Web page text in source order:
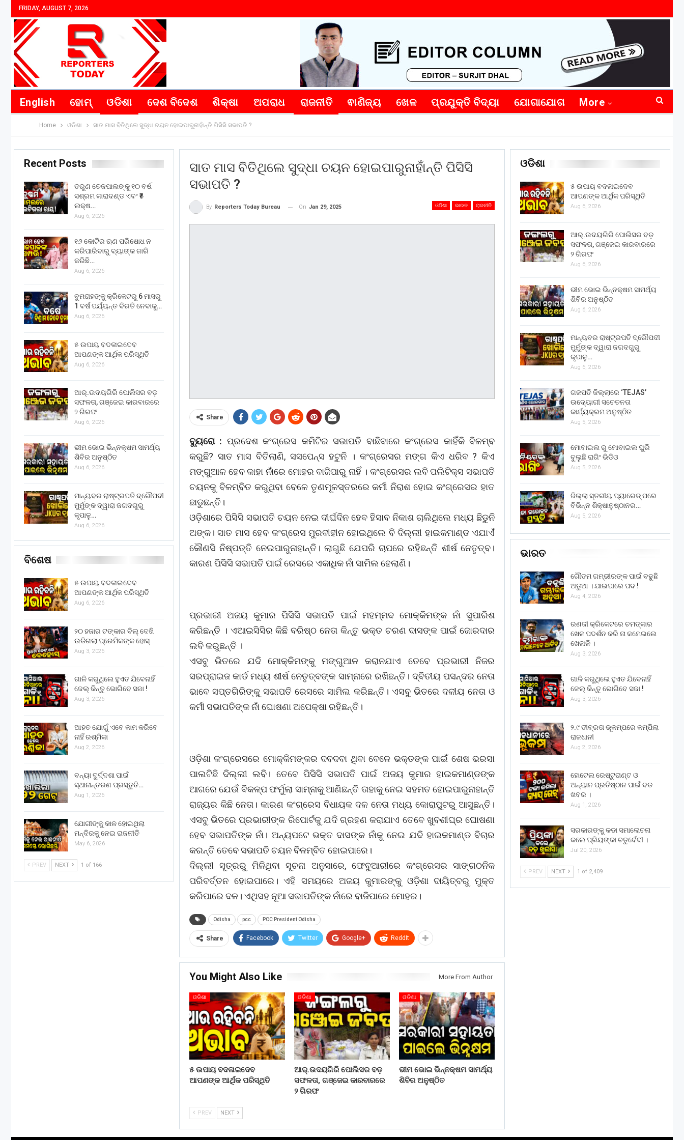
FRIDAY, AUGUST 7, 2026
English ହୋମ୍ ଓଡିଶା ଦେଶ ବିଦେଶ ଶିକ୍ଷା ଅପରାଧ ରାଜନୀତି ଵାଣିଜ୍ୟ ଖେଳ ପ୍ରଯୁକ୍ତି ବିଦ୍ୟା ଯୋଗାଯୋଗ More
Home ଓଡିଶା ସାତ ମାସ ବିତିଥିଲେ ସୁଦ୍ଧା ଚୟନ ହୋଇପାରୁନାହାଁନ୍ତି ପିସିସି ସଭାପତି ?
ସାତ ମାସ ବିତିଥିଲେ ସୁଦ୍ଧା ଚୟନ ହୋଇପାରୁନାହାଁନ୍ତି ପିସିସି
ସଭାପତି ?
ଓଡିଶା ଭାରତ ରାଜନୀତି
By Reporters Today Bureau On Jan 29, 2025
Share
ବ୍ୟୁରୋ : ପ୍ରଦେଶ କଂଗ୍ରେସ କମିଟିର ସଭାପତି ବାଛିବାରେ କଂଗ୍ରେସ କାହିଁକି ବିଳମ୍ବ
କରୁଛି? ସାତ ମାସ ବିତିଲାଣି, ସସପେନ୍ସ ହଟୁନି । କଂଗ୍ରେସର ମଙ୍ଗ କିଏ ଧରିବ ? କିଏ
ମଙ୍ଗୁଆଳ ହେବ କାହା ନାଁରେ ମୋହର ବାଜିପାରୁ ନାହିଁ । କଂଗ୍ରେସର ଲବି ପଲିଟିକ୍ସ ସଭାପତି
ଚୟନକୁ ବିଳମ୍ବିତ କରୁଥିବା ବେଳେ ତୃଣମୂଳସ୍ତରରେ କର୍ମୀ ନିରାଶ ହୋଇ କଂଗ୍ରେସର ହାତ
ଛାଡୁଛନ୍ତି।
ଓଡ଼ିଶାରେ ପିସିସି ସଭାପତି ଚୟନ ନେଇ ଦୀର୍ଘଦିନ ହେବ ହିସାବ ନିକାଶ ଚାଲିଥିଲେ ମଧ୍ୟ ଛିଡୁନି
ଅଙ୍କ। ସାତ ମାସ ହେବ କଂଗ୍ରେସ ମୁରବୀହୀନ ହୋଇଥିଲେ ବି ଦିଲ୍ଲୀ ହାଇକମାଣ୍ଡ ଏଯାଏଁ
କୌଣସି ନିଷ୍ପତ୍ତି ନେଇପାରୁନାହାନ୍ତି। ଲାଗୁଛି ଯେପରି ଚାପରେ ରହିଛନ୍ତି ଶୀର୍ଷ ନେତୃତ୍ବ।
କାରଣ ପିସିସି ସଭାପତି ପାଇଁ ରେସରେ ଏକାଧିକ ନାଁ ସାମିଲ ହେଲାଣି।
ପ୍ରଭାରୀ ଅଜୟ କୁମାର ପିସିସି ସଭାପତି ପାଇଁ ମହମ୍ମଦ ମୋକ୍କିମଙ୍କ ନାଁ ସୁପାରିଶ
କରିଛନ୍ତି । ଏଆଇସିସିର କିଛି ବରିଷ୍ଠ ନେତା କିନ୍ତୁ ଭକ୍ତ ଚରଣ ଦାସଙ୍କ ପାଇଁ ଜୋରଦାର
ଲବି କରୁଛନ୍ତି ।
ଏସବୁ ଭିତରେ ଯଦି ମୋକ୍କିମଙ୍କୁ ମଙ୍ଗୁଆଳ କରାନଯାଏ ତେବେ ପ୍ରଭାରୀ ନିଜର
ସରପ୍ରାଇଜ କାର୍ଡ ମଧ୍ୟ ଶୀର୍ଷ ନେତୃତ୍ବଙ୍କ ସାମ୍ନାରେ ରଖିଛନ୍ତି। ଦ୍ବିତୀୟ ପସନ୍ଦର ନେତା
ଭାବେ ସପ୍ତଗିରିଙ୍କୁ ସଭାପତି ରେସରେ ସାମିଲ କରିଛନ୍ତି। ଏସବୁ ଭିତରେ ଦଳୀୟ ନେତା ଓ
କର୍ମୀ ସଭାପତିଙ୍କ ନାଁ ଘୋଷଣା ଅପେକ୍ଷା ରହିଛନ୍ତି।
ଓଡ଼ିଶା କଂଗ୍ରେସରେ ମୋକ୍କିମଙ୍କର ଦବଦବା ଥିବା ବେଳେ ଭକ୍ତଙ୍କ ପାଇଁ ଶେଷ ଭରସା
ପାଲଟିଛି ଦିଲ୍ଲୀ ଲବି। ତେବେ ପିସିସି ସଭାପତି ପାଇଁ ଅଜୟ କୁମାର ହାଇକମାଣ୍ଡଙ୍କ
ଆଗରେ ଯେଉଁ ବିକଳ୍ପ ଫର୍ମୁଲା ସାମ୍ନାକୁ ଆଣିଛନ୍ତି ତାହାକୁ ନେଇ ସହମତ ହୋଇପାରୁନାହାନ୍ତି
ରାଜ୍ୟର କିଛି ନେତା। କାରଣ କଂଗ୍ରେସ ବିଧାୟକ ଦଳ ନେତା ମଧ୍ୟ କୋରାପୁଟରୁ ଆସୁଛନ୍ତି।
ଏସବୁ ଭିତରେ ପ୍ରଭାରୀଙ୍କ ରିପୋର୍ଟକୁ ଯଦି ଗ୍ରହଣ କରାଯାଏ ତେବେ ଖୁବଶୀଘ୍ର ଘୋଷଣା
ହେବ ସଭାପତିଙ୍କ ନାଁ। ଅନ୍ୟପଟେ ଭକ୍ତ ଦାସଙ୍କ ନାଁକୁ ନେଇ ଯଦି ହାଇକମାଣ୍ଡ ବିଚାର
କରନ୍ତି ତେବେ ସଭାପତି ଚୟନ ବିଳମ୍ବିତ ହୋଇପାରେ।
ଦିଲ୍ଲୀ ସୂତ୍ରରୁ ମିଳିଥିବା ସୂଚନା ଅନୁସାରେ, ଫେବୁଆରୀରେ କଂଗ୍ରେସର ସାଙ୍ଗଠନିକ
ପରିବର୍ତ୍ତନ ହୋଇପାରେ। ଏହି ସମୟରେ ଅଜୟ କୁମାରଙ୍କୁ ଓଡ଼ିଶା ଦାୟିତ୍ବରୁ ମୁକ୍ତ
କରିପାରେ ଦଳ। ଏଥିସହ ନୂଆ ସଭାପତିଙ୍କ ନାଁରେ ବାଜିପାରେ ମୋହର।
Odisha pcc PCC President Odisha
Share Facebook Twitter Google+ ReddIt
You Might Also Like More From Author
ଓଡିଶା
୫ ଉପାୟ ବଦଳାଇଦେବ
ଆପଣଙ୍କ ଆର୍ଥିକ ପରିସ୍ଥିତି
ଓଡିଶା
ଆର୍.ଉଦୟଗିରି ପୋଲିସର ବଡ଼
ସଫଳତା, ଗଞ୍ଜେଇ କାରବାରରେ
୨ ଗିରଫ
ଓଡିଶା
ଭୀମ ଭୋଇ ଭିନ୍ନକ୍ଷମ ସାମର୍ଥ୍ୟ
ଶିବିର ଅନୁଷ୍ଠିତ
PREV NEXT
ଓଡିଶା
୫ ଉପାୟ ବଦଳାଇଦେବ
ଆପଣଙ୍କ ଆର୍ଥିକ ପରିସ୍ଥିତି
Aug 6, 2026
ଆର୍.ଉଦୟଗିରି ପୋଲିସର ବଡ଼
ସଫଳତା, ଗଞ୍ଜେଇ କାରବାରରେ
୨ ଗିରଫ
Aug 6, 2026
ଭୀମ ଭୋଇ ଭିନ୍ନକ୍ଷମ ସାମର୍ଥ୍ୟ
ଶିବିର ଅନୁଷ୍ଠିତ
Aug 6, 2026
ମାନ୍ୟବର ରାଷ୍ଟ୍ରପତି ଦ୍ରୌପଦୀ
ମୁର୍ମୁଙ୍କ ଦ୍ୱାରା ଜଗଦଗୁରୁ
କୃପାଳୁ…
Aug 6, 2026
ଗଜପତି ଜିଲ୍ଲାରେ ‘TEJAS’
ଉଦ୍ୟୋଗୀ ସଚେତନତା
କାର୍ଯ୍ୟକ୍ରମ ଅନୁଷ୍ଠିତ
Aug 5, 2026
ମୋବାଇଲ ରୁ ମୋବାଇଲ ଘୁରି
ବୁଲୁଛି ରାଗିଂ ଭିଡିଓ
Aug 5, 2026
ଜିଲ୍ଲା ସ୍ତରୀୟ ପ୍ୟାରେଡ୍ ପରେ
ବିଭିନ୍ନ ଶିକ୍ଷାନୁଷ୍ଠାନର…
Aug 5, 2026
ଭାରତ
ଗୌତମ ଗମ୍ଭୀରଙ୍କ ପାଇଁ ବଢୁଛି
ଅଡୁଆ । ଯାଇପାରେ ପଦ !
Aug 4, 2026
ରଣଜୀ କ୍ରିକେଟରେ ଚମତ୍କାର
ଖେଳ ପଦର୍ଶନ କରି ନା କମେଇଲେ
ଖେଳାଳି ।
Aug 3, 2026
ଗାଳି କରୁଥିଲେ ହୁଏତ ଯିବେନାହିଁ
ଜେଲ୍ କିନ୍ତୁ ଭୋଗିବେ ସଜା !
Aug 3, 2026
୨.୯ ତୀବ୍ରତା ଭୂକମ୍ପରେ କମ୍ପିଲା
ରାଜଧାନୀ
Aug 2, 2026
ହୋଟେଲ ରେଷ୍ଟୁରାଣ୍ଟ ଓ
ଅନ୍ୟାନ ପ୍ରତିଷ୍ଠାନ ପାଇଁ ବଡ
ଖବର ।
Aug 1, 2026
ସରକାରଙ୍କୁ କଡା ସମାଲୋଚନା
କଲେ ପ୍ରିୟଙ୍କା ଚତୁର୍ବେଦୀ ।
Jul 20, 2026
PREV NEXT 1 of 2,409
Recent Posts
ତରୁଣ ତେଜପାଲଙ୍କୁ ୧୦ ବର୍ଷ
ସଶ୍ରମ କାରାଦଣ୍ଡ ଏବଂ ₹୫
ଲକ୍ଷ…
Aug 6, 2026
୧୬ କୋଟିର ଋଣ ପରିଷୋଧ ନ
କରିପାରିବାରୁ ବ୍ୟାଙ୍କ ଜାରି
କରିଛି…
Aug 6, 2026
ବୁମରାହଙ୍କୁ କ୍ରିକେଟରୁ 6 ମାସରୁ
1 ବର୍ଷ ପର୍ଯ୍ୟନ୍ତ ବିରତି ନେବାକୁ…
Aug 6, 2026
୫ ଉପାୟ ବଦଳାଇଦେବ
ଆପଣଙ୍କ ଆର୍ଥିକ ପରିସ୍ଥିତି
Aug 6, 2026
ଆର୍.ଉଦୟଗିରି ପୋଲିସର ବଡ଼
ସଫଳତା, ଗଞ୍ଜେଇ କାରବାରରେ
୨ ଗିରଫ
Aug 6, 2026
ଭୀମ ଭୋଇ ଭିନ୍ନକ୍ଷମ ସାମର୍ଥ୍ୟ
ଶିବିର ଅନୁଷ୍ଠିତ
Aug 6, 2026
ମାନ୍ୟବର ରାଷ୍ଟ୍ରପତି ଦ୍ରୌପଦୀ
ମୁର୍ମୁଙ୍କ ଦ୍ୱାରା ଜଗଦଗୁରୁ
କୃପାଳୁ…
Aug 6, 2026
ବିଶେଷ
୫ ଉପାୟ ବଦଳାଇଦେବ
ଆପଣଙ୍କ ଆର୍ଥିକ ପରିସ୍ଥିତି
Aug 6, 2026
୨୦ ହଜାର ଟଙ୍କାର ବିଲ୍ ଦେଖି
ଉଡିଗଲା ପ୍ରେମିକଙ୍କ ହୋସ୍
Aug 3, 2026
ଗାଳି କରୁଥିଲେ ହୁଏତ ଯିବେନାହିଁ
ଜେଲ୍ କିନ୍ତୁ ଭୋଗିବେ ସଜା !
Aug 3, 2026
ଆହତ ଯୋଗୁଁ ଏବେ କାମ କରିବେ
ନାହିଁ ରଶ୍ମିକା
Aug 2, 2026
ବନ୍ୟା ଦୁର୍ଦ୍ଦଶା ପାଇଁ
ସ୍ଥାନାନ୍ତରଣ ପ୍ରସ୍ତୁତି…
Aug 1, 2026
ଯୋଗୀଙ୍କୁ କାଳ ହୋଇଥିଲା
ମନ୍ଦିରକୁ ନେଇ ରାଜନୀତି
May 6, 2026
PREV NEXT 1 of 166